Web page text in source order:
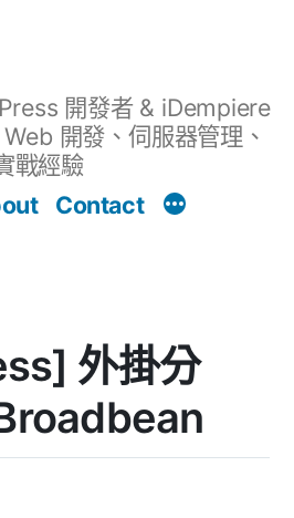
開發者 & iDempiere
開發、伺服器管理、
戰經驗
Contact
外掛分